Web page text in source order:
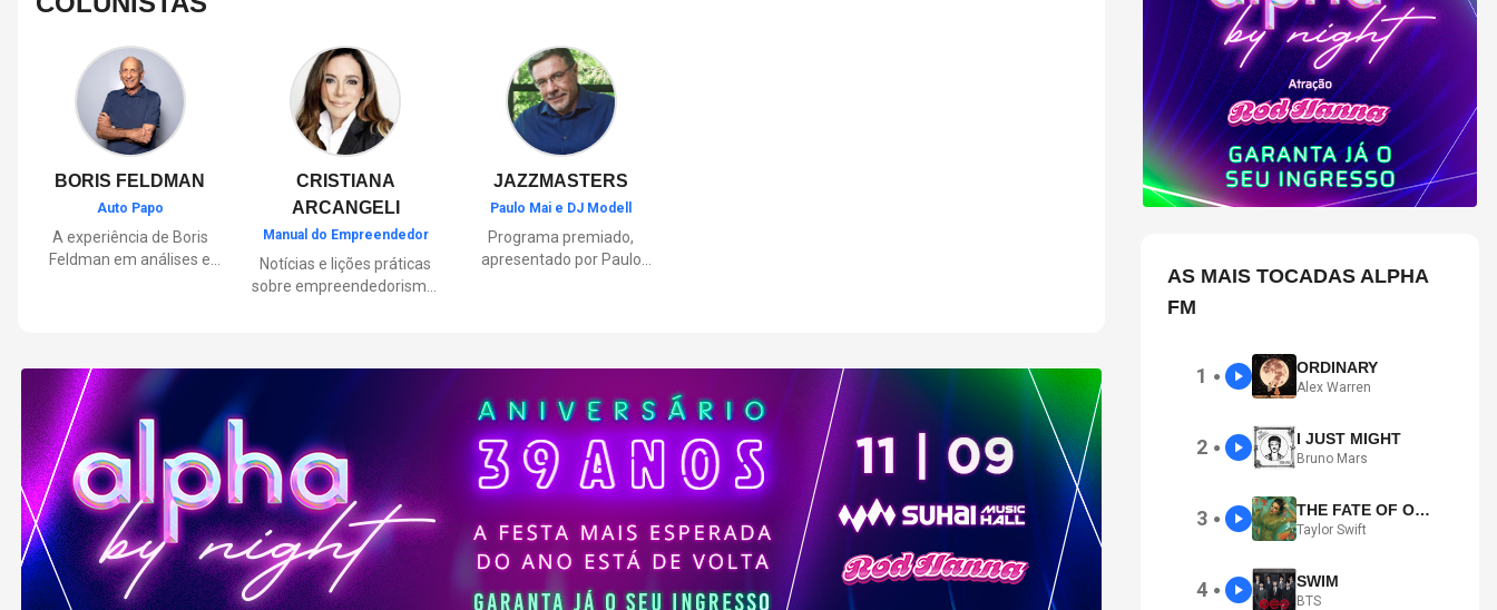
BORIS FELDMAN
Auto Papo
A experiência de Boris
Feldman em análises e
manutenção,
lançamentos, tecnologia e
tudo o que envolve o dia a
dia dos motoristas.
CRISTIANA
ARCANGELI
Manual do Empreendedor
Notícias e lições práticas
sobre empreendedorismo,
JAZZMASTERS
Paulo Mai e DJ Modell
Programa premiado,
apresentado por Paulo
Soul ao House.
Lançamentos e histórias
sobre artistas e
movimentos que
nasceram a partir do jazz
e ajudaram a moldar a
música contemporânea.
AS MAIS TOCADAS ALPHA
FM
1 ● ORDINARY
Alex Warren
2 ● I JUST MIGHT
Bruno Mars
3 ● THE FATE OF OPHELIA
Taylor Swift
4 ● SWIM
BTS